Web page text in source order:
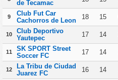
de Tecamac
9
Club Fut Car
Cachorros de Leon
18 15
10
Club Deportivo
Yautepec
17 14
11
SK SPORT Street
Soccer FC
17 14
12
La Tribu de Ciudad
Juarez FC
16 14